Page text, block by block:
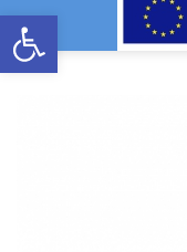
Ανοίξτε τη γραμμή εργαλείων